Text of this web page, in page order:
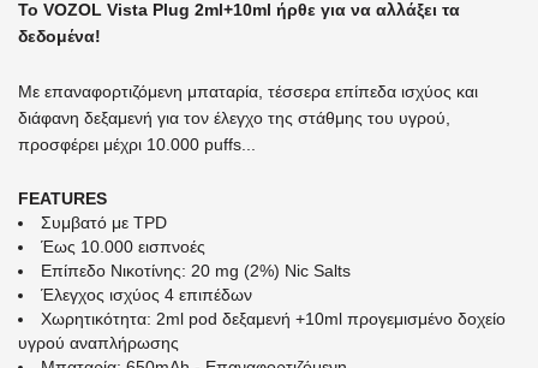
Το VOZOL Vista Plug 2ml+10ml ήρθε για να αλλάξει τα
δεδομένα!
Με επαναφορτιζόμενη μπαταρία, τέσσερα επίπεδα ισχύος και
διάφανη δεξαμενή για τον έλεγχο της στάθμης του υγρού,
προσφέρει μέχρι 10.000 puffs...
FEATURES
Συμβατό με TPD
Έως 10.000 εισπνοές
Επίπεδο Νικοτίνης: 20 mg (2%) Nic Salts
Έλεγχος ισχύος 4 επιπέδων
Χωρητικότητα: 2ml pod δεξαμενή +10ml προγεμισμένο δοχείο
υγρού αναπλήρωσης